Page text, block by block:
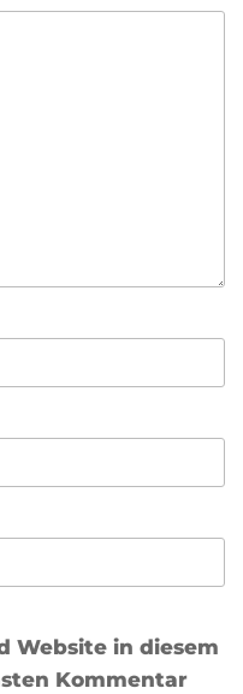
Website in diesem
Kommentar